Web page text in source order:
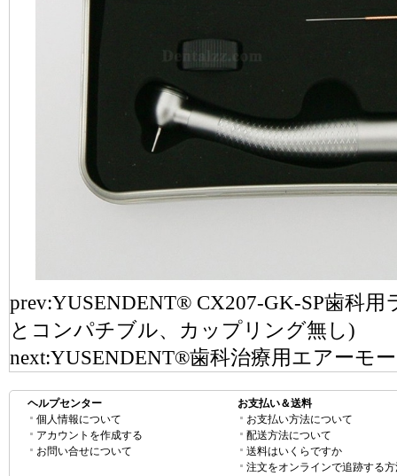
prev:YUSENDENT® CX207-GK-SP歯科
とコンパチブル、カップリング無し)
next:YUSENDENT®歯科治療用エアーモ
ヘルプセンター
個人情報について
アカウントを作成する
お問い合せについて
お支払い＆送料
お支払い方法について
配送方法について
送料はいくらですか
注文をオンラインで追跡する